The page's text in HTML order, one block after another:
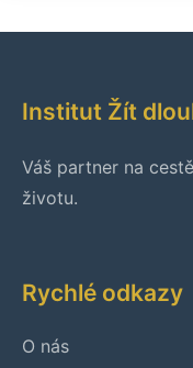
Institut Žít
Váš partner na
životu.
Rychlé odkazy
O nás